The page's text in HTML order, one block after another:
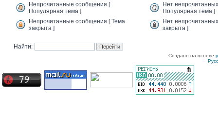
Непрочитанные сообщения [
Популярная тема ]
Нет
Популярная тема ]
Непрочитанные сообщения [ Тема
закрыта ]
Нет
закрыта ]
Найти:
Создано на основе